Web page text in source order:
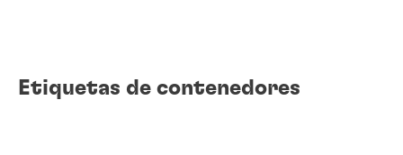
Etiquetas de contenedores